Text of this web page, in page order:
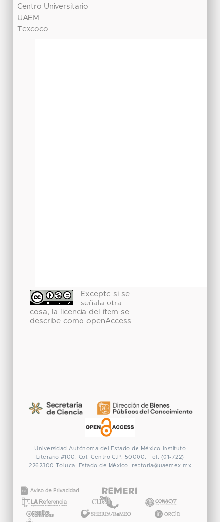
Centro Universitario
UAEM
Texcoco
Excepto si se
señala otra
cosa, la licencia del ítem se
describe como openAccess
Universidad Autónoma del Estado de México
Instituto
Literario #100. Col. Centro C.P. 50000. Tel. (01-722)
2262300 Toluca, Estado de México. rectoria@uaemex.mx